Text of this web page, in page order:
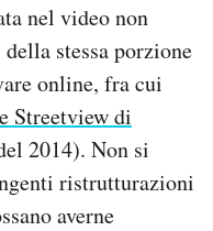
nel video non
della stessa porzione
online, fra cui
Streetview di
2014). Non si
ristrutturazioni
averne